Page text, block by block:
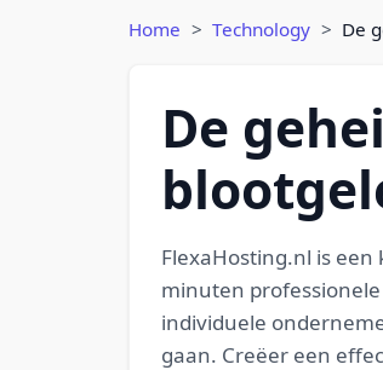
Home Technology De
De
FlexaHosting.nl is
minuten
individuele
gaan. Creëer een